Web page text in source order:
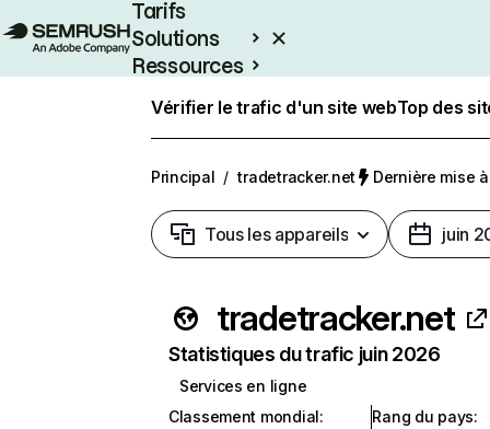
Tarifs
Solutions
Ressources
Vérifier le trafic d'un site webTop des
Principal / tradetracker.net Dernière mise
Tous les appareils juin
tradetracker.net
Statistiques du trafic juin 2026
Services en ligne
Classement mondial:
Rang du pays: